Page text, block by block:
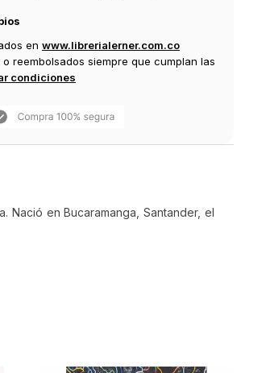
en www.librerialerner.com.co
reembolsados siempre que cumplan las
condiciones
en Bucaramanga, Santander, el